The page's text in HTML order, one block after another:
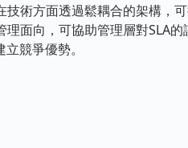
方面透過鬆耦合的架構，可
面向，可協助管理層對SLA
競爭優勢。